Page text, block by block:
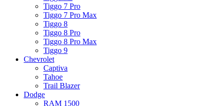
Tiggo 7 Pro
Tiggo 7 Pro Max
Tiggo 8
Tiggo 8 Pro
Tiggo 8 Pro Max
Tiggo 9
Chevrolet
Captiva
Tahoe
Trail Blazer
Dodge
RAM 1500